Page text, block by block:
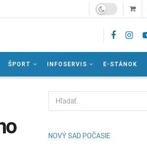
ŠPORT INFOSERVIS E-STÁNOK
NOVÝ SAD POČASIE